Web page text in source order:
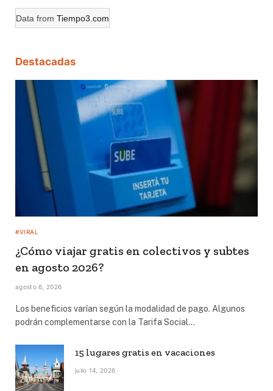
Data from Tiempo3.com
Destacadas
#VIRAL
¿Cómo viajar gratis en colectivos y subtes
en agosto 2026?
agosto 6, 2026
Los beneficios varían según la modalidad de pago. Algunos
podrán complementarse con la Tarifa Social…
15 lugares gratis en vacaciones
julio 14, 2026